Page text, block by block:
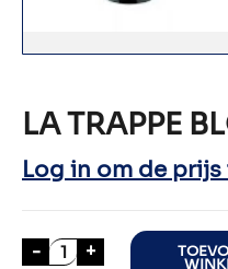
LA TRAPPE
Log in om de prijs
- LA TRAPPE BLOND
+